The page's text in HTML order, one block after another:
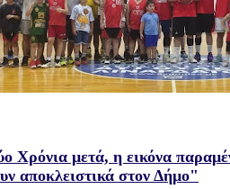
Χρόνια μετά, η εικόνα
αποκλειστικά στον Δήμο"